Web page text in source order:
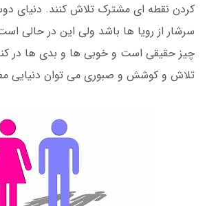
کردن نقطه ای مشترک تلاش کنند. دنیای
سرشار از رویا ها باشد ولی این در حالی
چیز حقیقی است و خوبی ها و بدی ها در
تلاش و کوشش و صبوری می توان دنیایی